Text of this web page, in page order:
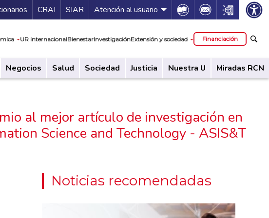
Guía de servicios
CRAI SIAR Atención al usuario Icon Icon Icon
UR internacionalBienestarInvestigaciónExtensión y sociedad Financiación
Negocios Salud Sociedad Justicia Nuestra U Miradas RCN
al mejor artículo de investigación en
Science and Technology - ASIS&T
Noticias recomendadas